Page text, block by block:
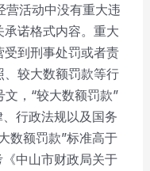
营活动中没有重大违
诺格式内容。重大
到刑事处罚或者责
较大数额罚款等行
，“较大数额罚款”
行政法规以及国务
数额罚款”标准高于
中山市财政局关于